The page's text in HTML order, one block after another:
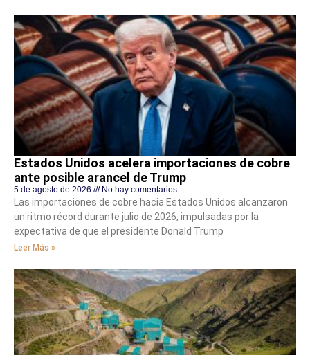
Estados Unidos acelera importaciones de cobre
ante posible arancel de Trump
5 de agosto de 2026 No hay comentarios
Las importaciones de cobre hacia Estados Unidos alcanzaron
un ritmo récord durante julio de 2026, impulsadas por la
expectativa de que el presidente Donald Trump
Leer Más »